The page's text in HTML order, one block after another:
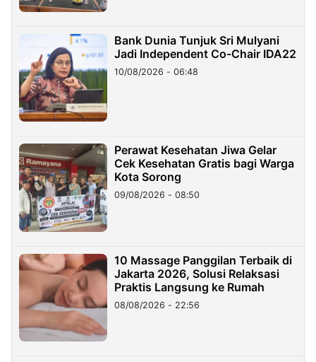
Bank Dunia Tunjuk Sri Mulyani
Jadi Independent Co-Chair IDA22
10/08/2026 - 06:48
Perawat Kesehatan Jiwa Gelar
Cek Kesehatan Gratis bagi Warga
Kota Sorong
09/08/2026 - 08:50
10 Massage Panggilan Terbaik di
Jakarta 2026, Solusi Relaksasi
Praktis Langsung ke Rumah
08/08/2026 - 22:56